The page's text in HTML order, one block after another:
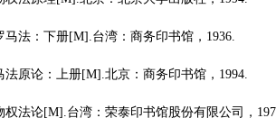
马法：下册[M].台湾：商务印书馆，1936.
法原论：上册[M].北京：商务印书馆，1994.
权法论[M].台湾：荣泰印书馆股份有限公司，